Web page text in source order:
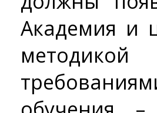
Академия и